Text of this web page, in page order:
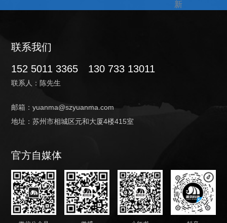
联系我们
152 5011 3365
联系人：陈先生
130 733 13011
邮箱：yuanma@szyuanma.com
地址：苏州市相城区元和大厦4楼415室
官方自媒体